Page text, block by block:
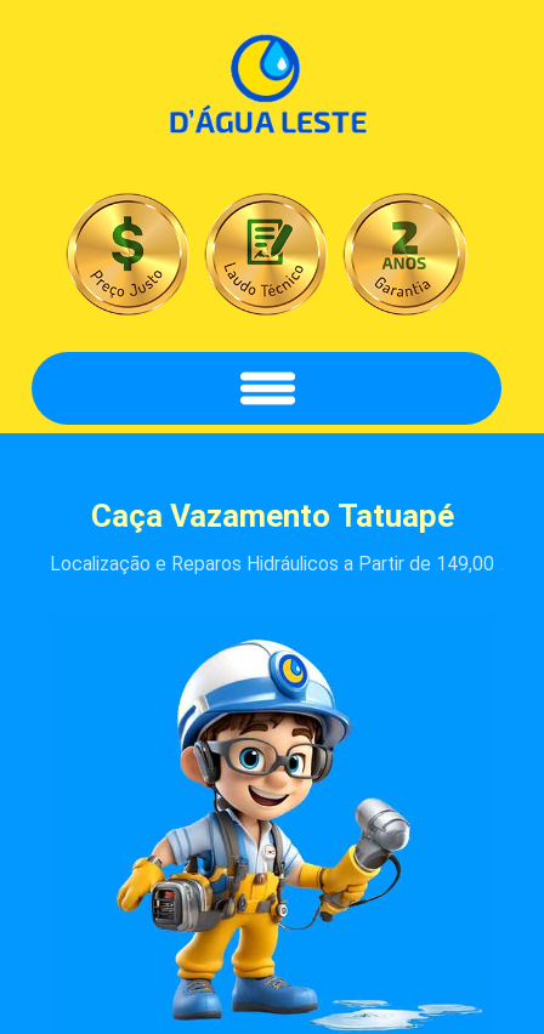
Caça Vazamento Tatuapé
Localização e Reparos Hidráulicos a Partir de 149,00